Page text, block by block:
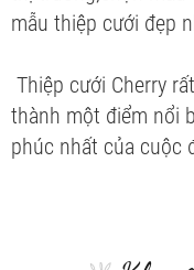
mẫu thiệp cưới đẹp
Thiệp cưới Cherry
thành một điểm nổi
phúc nhất của cuộc